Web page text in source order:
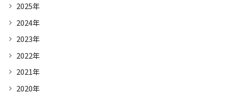
2025年
2024年
2023年
2022年
2021年
2020年